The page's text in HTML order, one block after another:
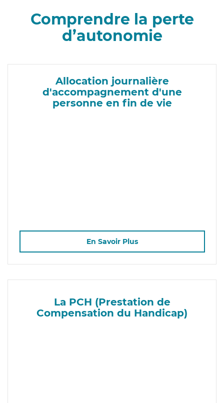
Comprendre la perte
d’autonomie
Allocation journalière
d'accompagnement d'une
personne en fin de vie
En Savoir Plus
La PCH (Prestation de
Compensation du Handicap)